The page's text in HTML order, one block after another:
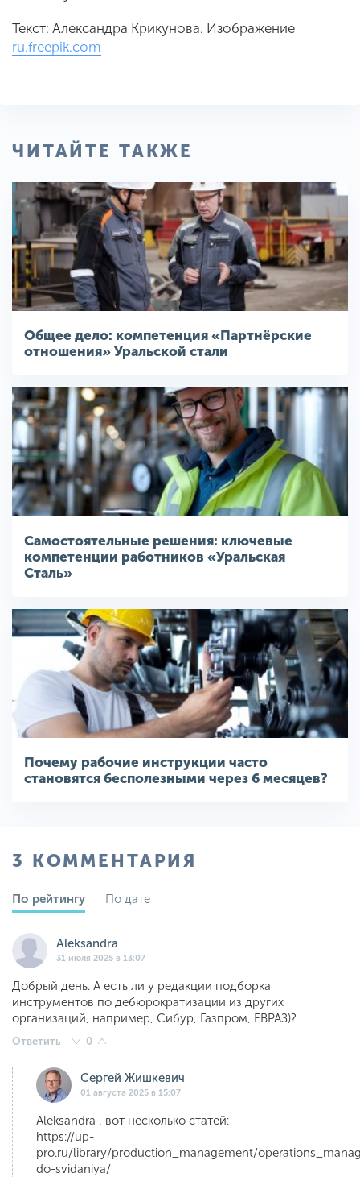
Текст: Александра Крикунова. Изображение
ru.freepik.com
ЧИТАЙТЕ ТАКЖЕ
Общее дело: компетенция «Партнёрские
отношения» Уральской стали
Самостоятельные решения: ключевые
компетенции работников «Уральская
Сталь»
Почему рабочие инструкции часто
становятся бесполезными через 6 месяцев?
3 КОММЕНТАРИЯ
По рейтингу По дате
Aleksandra
31 июля 2025 в 13:07
Добрый день. А есть ли у редакции подборка
инструментов по дебюрократизации из других
организаций, например, Сибур, Газпром, ЕВРАЗ)?
Ответить 0
Сергей Жишкевич
01 августа 2025 в 15:07
Aleksandra , вот несколько статей:
https://up-
pro.ru/library/production_management/
do-svidaniya/